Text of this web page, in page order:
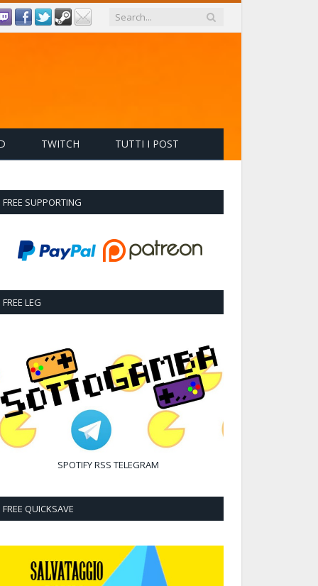
TWITCH TUTTI I POST
FREE SUPPORTING
FREE LEG
SPOTIFYRSS TELEGRAM
FREE QUICKSAVE